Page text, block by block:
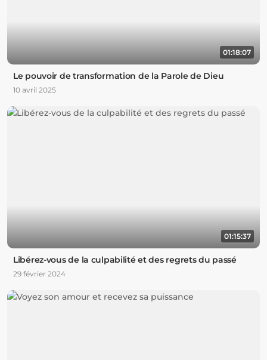
01:18:07
Le pouvoir de transformation de la Parole de Dieu
10 avril 2025
01:15:37
Libérez-vous de la culpabilité et des regrets du passé
29 février 2024